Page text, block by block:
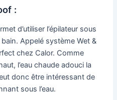
:
d’utiliser l’épilateur sous
Appelé système Wet &
chez Calor. Comme
l’eau chaude adouci la
donc être intéressant de
sous l’eau.